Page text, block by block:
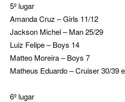
5º lugar
Amanda Cruz – Girls 11/12
Jackson Michel – Man 25/29
Luiz Felipe – Boys 14
Matteo Moreira – Boys 7
Matheus Eduardo – Cruiser 30/39
6º lugar